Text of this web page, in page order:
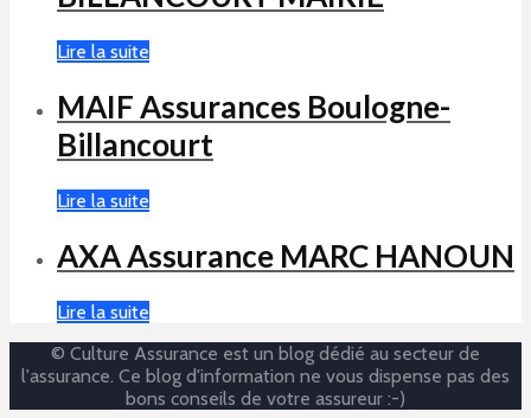
Lire la suite
MAIF Assurances Boulogne-
Billancourt
Lire la suite
AXA Assurance MARC HANOUN
Lire la suite
© Culture Assurance est un blog dédié au secteur de
l'assurance. Ce blog d'information ne vous dispense pas des
bons conseils de votre assureur :-)